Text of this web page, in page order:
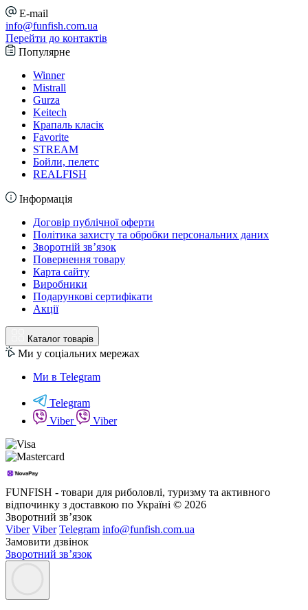
E-mail
info@funfish.com.ua
Перейти до контактів
Популярне
Winner
Mistrall
Gurza
Keitech
Крапаль класік
Favorite
STREAM
Бойли, пелетс
REALFISH
Інформація
Договір публічної оферти
Політика захисту та обробки персональних даних
Зворотній зв’язок
Повернення товару
Карта сайту
Виробники
Подарункові сертифікати
Акції
Каталог товарів
Ми у соціальних мережах
Ми в Telegram
Telegram
Viber
Viber
FUNFISH - товари для риболовлі, туризму та активного
відпочинку з доставкою по Україні © 2026
Зворотний зв’язок
Viber Viber Telegram info@funfish.com.ua
Замовити дзвінок
Зворотний зв’язок